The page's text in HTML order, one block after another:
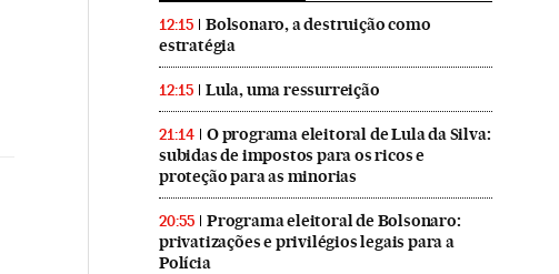
12:15
Bolsonaro, a destruição como
estratégia
12:15 Lula, uma ressurreição
21:14
O programa eleitoral de Lula da Silva:
subidas de impostos para os ricos e
proteção para as minorias
20:55
Programa eleitoral de Bolsonaro:
privatizações e privilégios legais para a
Polícia